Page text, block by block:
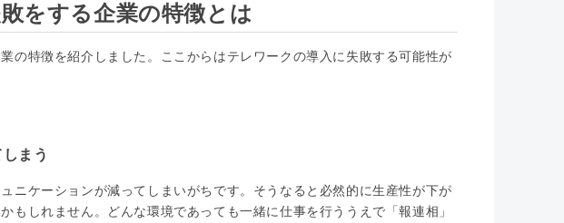
をする企業の特徴とは
の特徴を紹介しました。ここからはテレワークの導入に失敗する可能性が
まう
ニケーションが減ってしまいがちです。そうなると必然的に生産性が下が
もしれません。どんな環境であっても一緒に仕事を行ううえで「報連相」